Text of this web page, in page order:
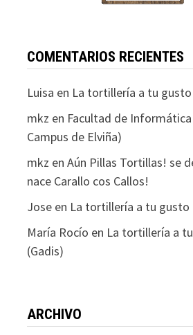
COMENTARIOS RECIENTES
Luisa en La tortillería a tu gusto
mkz en Facultad de Informática
Campus de Elviña)
mkz en Aún Pillas Tortillas! se
nace Carallo cos Callos!
Joseen La tortillería a tu gusto
María Rocío en La tortillería a
(Gadis)
ARCHIVO